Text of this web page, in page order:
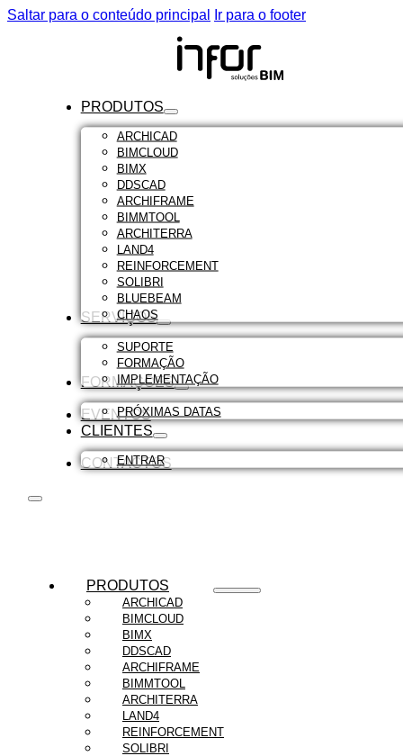
Saltar para o conteúdo principal Ir para o footer
PRODUTOS
ARCHICAD
BIMCLOUD
BIMX
DDSCAD
ARCHIFRAME
BIMMTOOL
ARCHITERRA
LAND4
REINFORCEMENT
SOLIBRI
BLUEBEAM
CHAOS
SERVIÇOS
SUPORTE
FORMAÇÃO
IMPLEMENTAÇÃO
FORMAÇÕES
PRÓXIMAS DATAS
EVENTOS
CLIENTES
ENTRAR
CONTACTOS
PRODUTOS
ARCHICAD
BIMCLOUD
BIMX
DDSCAD
ARCHIFRAME
BIMMTOOL
ARCHITERRA
LAND4
REINFORCEMENT
SOLIBRI